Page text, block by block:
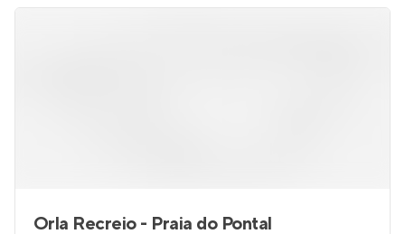
Orla Recreio - Praia do Pontal